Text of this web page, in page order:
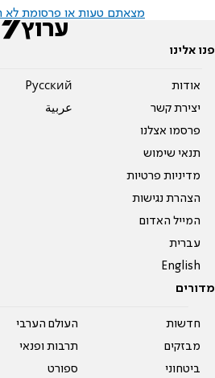
מצאתם טעות או פרסומת לא
פנו אלינו
אודות
יצירת קשר
פרסמו אצלנו
תנאי שימוש
מדיניות פרטיות
הצהרת נגישות
המייל האדום
עברית
English
Pусский
عربية
מדורים
חדשות
מבזקים
ביטחוני
העולם הערבי
תרבות ופנאי
ספורט